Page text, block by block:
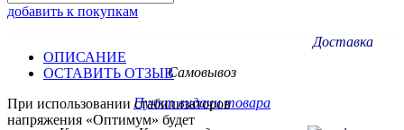
добавить к покупкам
Доставка
Самовывоз
Пункт видачи товара
ОПИСАНИЕ
ОСТАВИТЬ ОТЗЫВ
При использовании стабилизаторов
напряжения «Оптимум» будет